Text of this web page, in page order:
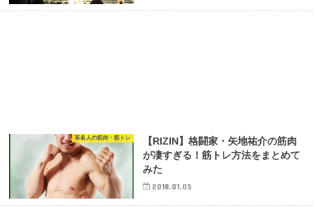
有名人の筋肉・筋トレ
【RIZIN】格闘家・矢地祐介の筋肉
が凄すぎる！筋トレ方法をまとめて
みた
2018.01.05